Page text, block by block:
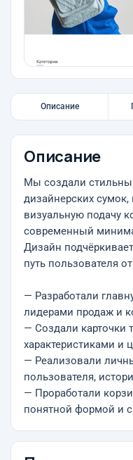
Описание
Описание
Мы создали
дизайнерских сумок,
визуальную подачу
современный
Дизайн
путь пользователя
— Разработали
лидерами продаж и
— Создали карточки
характеристиками и
— Реализовали
пользователя,
— Проработали
понятной формой и